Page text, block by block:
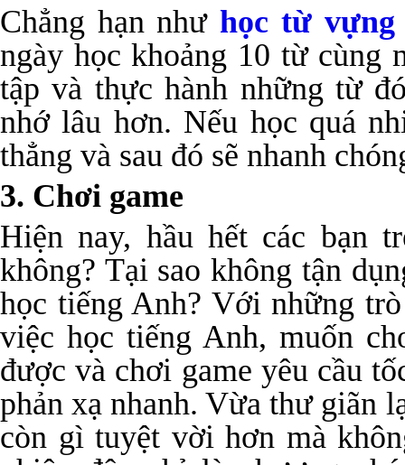
Chẳng hạn nhưhọc từ vựng
ngày học khoảng 10 từ cùng
tập và thực hành những từ
nhớ lâu hơn. Nếu học quá
thẳng và sau đó sẽ nhanh
3. Chơi game
Hiện nay, hầu hết các bạn
không? Tại sao không tận
học tiếng Anh? Với những
việc học tiếng Anh, muốn
được và chơi game yêu cầu
phản xạ nhanh. Vừa thư giãn
còn gì tuyệt vời hơn mà